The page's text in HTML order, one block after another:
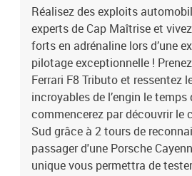
tour de cou et un diplôme !Stage de
de Pouilly-en-Auxois en Ferrari F8
Réalisez des exploits
experts de Cap Maîtrise et
forts en adrénaline lors d’une
pilotage exceptionnelle !
Ferrari F8 Tributo et ressentez
incroyables de l’engin le
commencerez par découvrir le
Sud grâce à 2 tours de
passager d'une Porsche
unique vous permettra de